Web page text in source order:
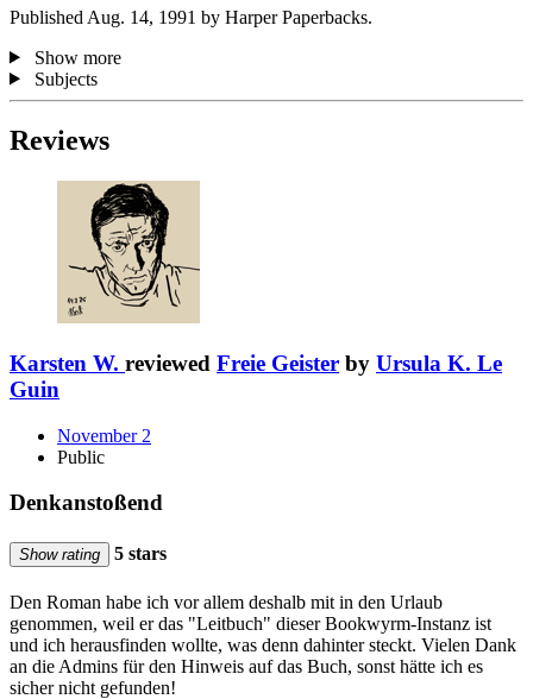
Published Aug. 14, 1991 by Harper Paperbacks.
Show more
Subjects
Reviews
Karsten W. reviewed Freie Geister by Ursula K. Le
Guin
November 2
Public
Denkanstoßend
Show rating 5 stars
Den Roman habe ich vor allem deshalb mit in den Urlaub
genommen, weil er das "Leitbuch" dieser Bookwyrm-Instanz ist
und ich herausfinden wollte, was denn dahinter steckt. Vielen Dank
an die Admins für den Hinweis auf das Buch, sonst hätte ich es
sicher nicht gefunden!